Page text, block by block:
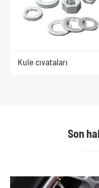
Kule cıvataları
Son